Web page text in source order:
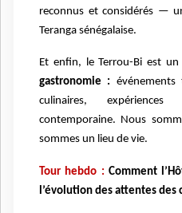
reconnus et considérés —
Teranga sénégalaise.
Et enfin, le Terrou-Bi est un
gastronomie : événements
culinaires,
contemporaine. Nous
sommes un lieu de vie.
Tour hebdo : Comment
l’évolution des attentes des